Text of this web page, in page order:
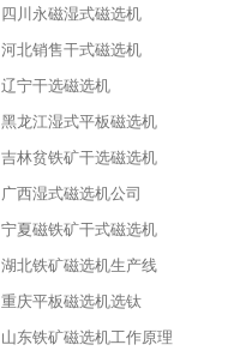
四川永磁湿式磁选机
河北销售干式磁选机
辽宁干选磁选机
黑龙江湿式平板磁选机
吉林贫铁矿干选磁选机
广西湿式磁选机公司
宁夏磁铁矿干式磁选机
湖北铁矿磁选机生产线
重庆平板磁选机选钛
山东铁矿磁选机工作原理